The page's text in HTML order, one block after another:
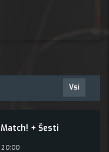
Vsi
Match! + Šesti
20:00